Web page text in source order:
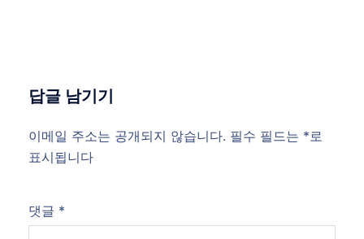
답글 남기기
이메일 주소는 공개되지 않습니다. 필수 필드는 *로
표시됩니다
댓글 *